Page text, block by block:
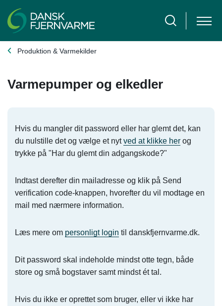
Produktion & Varmekilder
Varmepumper og elkedler
Hvis du mangler dit password eller har glemt det, kan
du nulstille det og vælge et nytved at klikke her og
trykke på "Har du glemt din adgangskode?"
Indtast derefter din mailadresse og klik på Send
verification code-knappen, hvorefter du vil modtage en
mail med nærmere information.
Læs mere om personligt login til danskfjernvarme.dk.
Dit password skal indeholde mindst otte tegn, både
store og små bogstaver samt mindst ét tal.
Hvis du ikke er oprettet som bruger, eller vi ikke har